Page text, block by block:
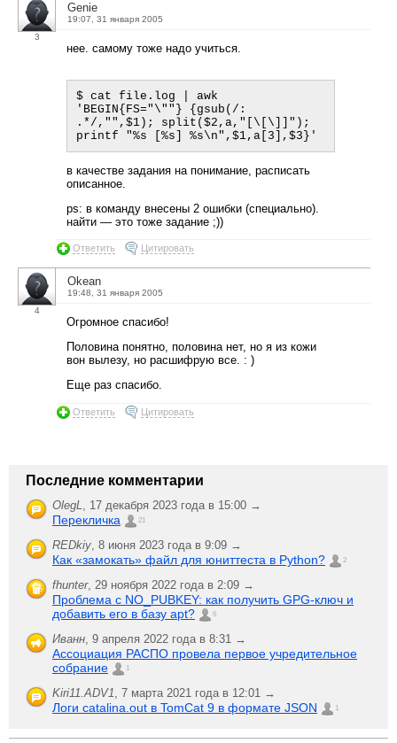
3
Genie
19:07, 31 января 2005
нее. самому тоже надо учиться.
$ cat file.log | awk
'BEGIN{FS="\""} {gsub(/:
.*/,"",$1); split($2,a,"[\[\]]");
в качестве задания на понимание, расписать
описанное.
ps: в команду внесены 2 ошибки (специально).
найти — это тоже задание ;))
Ответить Цитировать
4
Okean
19:48, 31 января 2005
Огромное спасибо!
Половина понятно, половина нет, но я из кожи
вон вылезу, но расшифрую все. : )
Еще раз спасибо.
Ответить Цитировать
Последние комментарии
OlegL 17 декабря 2023 года в 15:00 →
Перекличка 21
REDkiy 8 июня 2023 года в 9:09 →
Как «замокать» файл для юниттеста в Python? 2
fhunter, 29 ноября 2022 года в 2:09 →
Проблема с NO_PUBKEY: как получить GPG-ключ и
добавить его в базу apt?
6
Иванн 9 апреля 2022 года в 8:31 →
Ассоциация РАСПО провела первое учредительное
собрание
1
Kiri11.ADV1 7 марта 2021 года в 12:01 →
Логи catalina.out в TomCat 9 в формате JSON 1